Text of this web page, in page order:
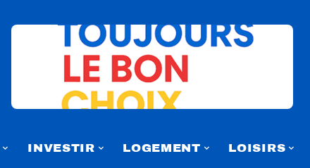
INVESTIR LOGEMENT LOISIRS